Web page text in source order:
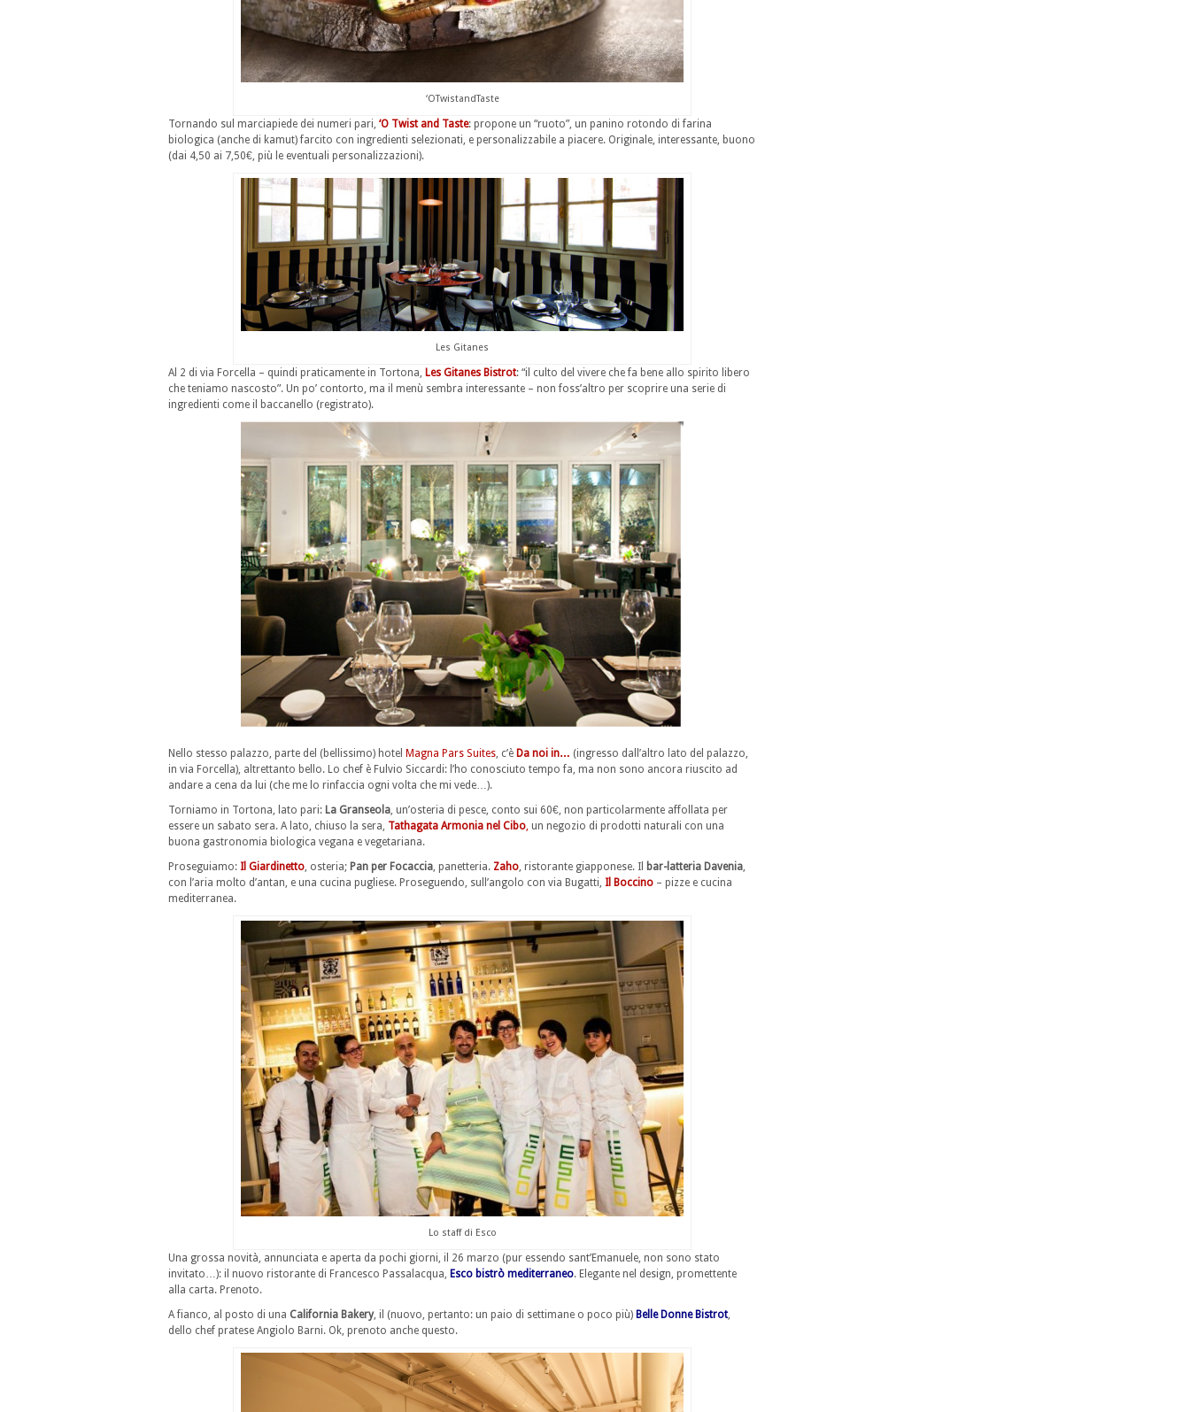
‘OTwistandTaste
Tornando sul marciapiede dei numeri pari, ‘O Twist and Taste: propone un “ruoto”, un panino rotondo di farina
biologica (anche di kamut) farcito con ingredienti selezionati, e personalizzabile a piacere. Originale, interessante, buono
(dai 4,50 ai 7,50€, più le eventuali personalizzazioni).
Les Gitanes
Al 2 di via Forcella – quindi praticamente in Tortona, Les Gitanes Bistrot: “il culto del vivere che fa bene allo spirito libero
che teniamo nascosto”. Un po’ contorto, ma il menù sembra interessante – non foss’altro per scoprire una serie di
ingredienti come il baccanello (registrato).
Nello stesso palazzo, parte del (bellissimo) hotel Magna Pars Suites, c’è Da noi in… (ingresso dall’altro lato del palazzo,
in via Forcella), altrettanto bello. Lo chef è Fulvio Siccardi: l’ho conosciuto tempo fa, ma non sono ancora riuscito ad
andare a cena da lui (che me lo rinfaccia ogni volta che mi vede…).
Torniamo in Tortona, lato pari: La Granseola, un’osteria di pesce, conto sui 60€, non particolarmente affollata per
essere un sabato sera. A lato, chiuso la sera, Tathagata Armonia nel Cibo, un negozio di prodotti naturali con una
buona gastronomia biologica vegana e vegetariana.
Proseguiamo: Il Giardinetto, osteria; Pan per Focaccia, panetteria. Zaho, ristorante giapponese. Il bar-latteria Davenia,
con l’aria molto d’antan, e una cucina pugliese. Proseguendo, sull’angolo con via Bugatti, Il Boccino – pizze e cucina
mediterranea.
Lo staff di Esco
Una grossa novità, annunciata e aperta da pochi giorni, il 26 marzo (pur essendo sant’Emanuele, non sono stato
invitato…): il nuovo ristorante di Francesco Passalacqua, Esco bistrò mediterraneo. Elegante nel design, promettente
alla carta. Prenoto.
A fianco, al posto di una California Bakery, il (nuovo, pertanto: un paio di settimane o poco più) Belle Donne Bistrot,
dello chef pratese Angiolo Barni. Ok, prenoto anche questo.